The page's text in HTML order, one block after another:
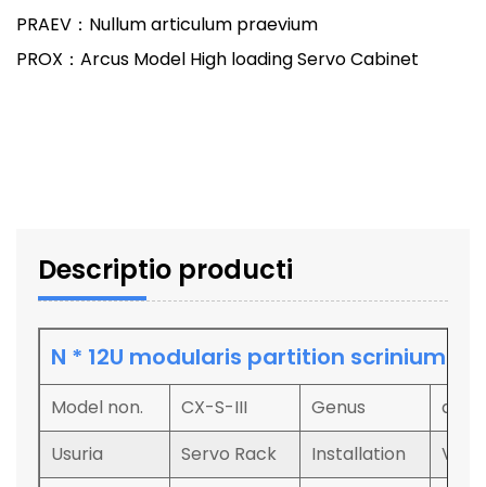
PRAEV：Nullum articulum praevium
PROX：Arcus Model High loading Servo Cabinet
Descriptio producti
N * 12U modularis partition scrinium
Model non. CX-S-III Genus
area
Usuria
Servo Rack Installation